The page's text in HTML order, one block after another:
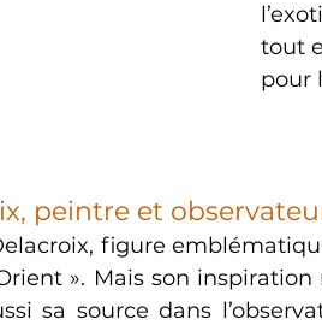
tout
pour
peintre et
figure
». Mais son
sa source dans